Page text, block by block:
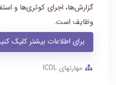
گزارش‌ها، اجرای کوئری‌ها و
وظایف است.
برای اطلاعات بیشتر کلیک
مهارتهای ICDL